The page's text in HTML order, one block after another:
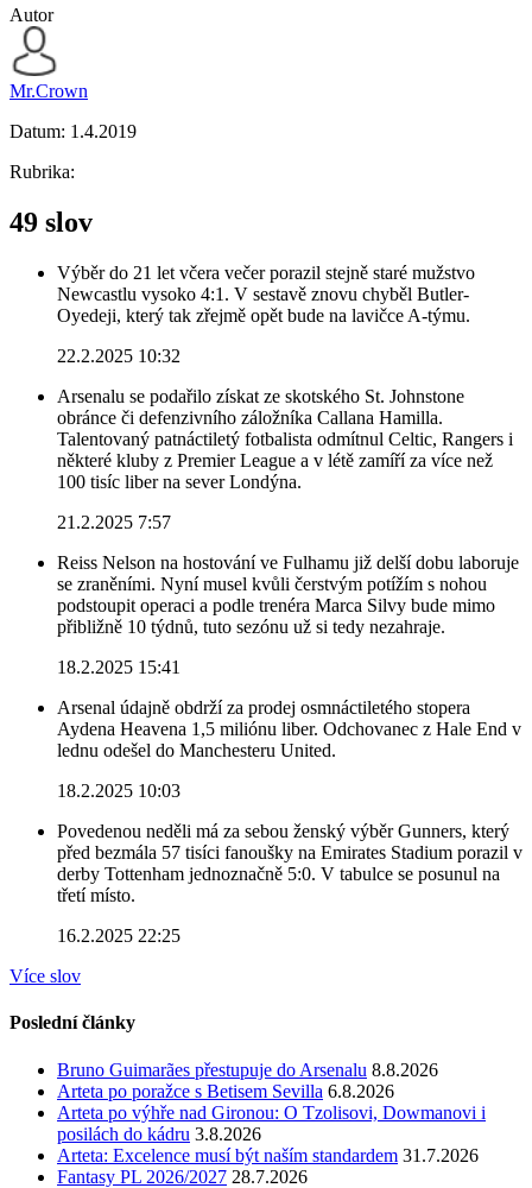
Autor
Mr.Crown
Datum: 1.4.2019
Rubrika:
49 slov
Výběr do 21 let včera večer porazil stejně staré mužstvo
Newcastlu vysoko 4:1. V sestavě znovu chyběl Butler-
Oyedeji, který tak zřejmě opět bude na lavičce A-týmu.
22.2.2025 10:32
Arsenalu se podařilo získat ze skotského St. Johnstone
obránce či defenzivního záložníka Callana Hamilla.
Talentovaný patnáctiletý fotbalista odmítnul Celtic, Rangers i
některé kluby z Premier League a v létě zamíří za více než
100 tisíc liber na sever Londýna.
21.2.2025 7:57
Reiss Nelson na hostování ve Fulhamu již delší dobu laboruje
se zraněními. Nyní musel kvůli čerstvým potížím s nohou
podstoupit operaci a podle trenéra Marca Silvy bude mimo
přibližně 10 týdnů, tuto sezónu už si tedy nezahraje.
18.2.2025 15:41
Arsenal údajně obdrží za prodej osmnáctiletého stopera
Aydena Heavena 1,5 miliónu liber. Odchovanec z Hale End v
lednu odešel do Manchesteru United.
18.2.2025 10:03
Povedenou neděli má za sebou ženský výběr Gunners, který
před bezmála 57 tisíci fanoušky na Emirates Stadium porazil v
derby Tottenham jednoznačně 5:0. V tabulce se posunul na
třetí místo.
16.2.2025 22:25
Více slov
Poslední články
Bruno Guimarães přestupuje do Arsenalu 8.8.2026
Arteta po poražce s Betisem Sevilla 6.8.2026
Arteta po výhře nad Gironou: O Tzolisovi, Dowmanovi i
posilách do kádru 3.8.2026
Arteta: Excelence musí být naším standardem 31.7.2026
Fantasy PL 2026/2027 28.7.2026